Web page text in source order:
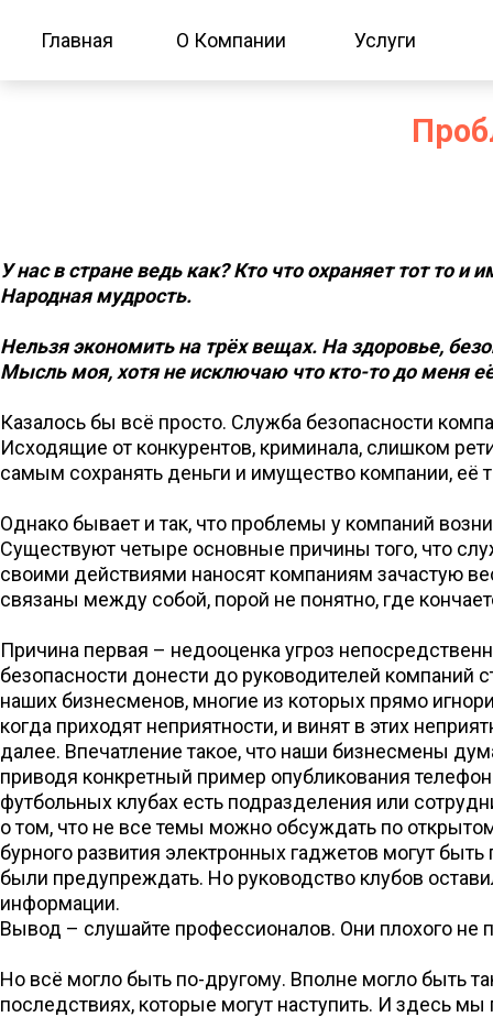
Главная О Компании Услуги
У нас в стране ведь как? Кто что охраняет тот то и
Народная мудрость.
Нельзя экономить на трёх вещах. На здоровье,
Мысль моя, хотя не исключаю что кто-то до меня
Казалось бы всё просто. Служба безопасности
Исходящие от конкурентов, криминала, слишком
самым сохранять деньги и имущество компании, её
Однако бывает и так, что проблемы у компаний
Существуют четыре основные причины того, что
своими действиями наносят компаниям зачастую
связаны между собой, порой не понятно, где
Причина первая – недооценка угроз
безопасности донести до руководителей компаний
наших бизнесменов, многие из которых прямо
когда приходят неприятности, и винят в этих
далее. Впечатление такое, что наши бизнесмены
приводя конкретный пример опубликования
футбольных клубах есть подразделения или
о том, что не все темы можно обсуждать по
бурного развития электронных гаджетов могут
были предупреждать. Но руководство клубов
информации.
Вывод – слушайте профессионалов. Они плохого не
Но всё могло быть по-другому. Вполне могло быть
последствиях, которые могут наступить. И здесь